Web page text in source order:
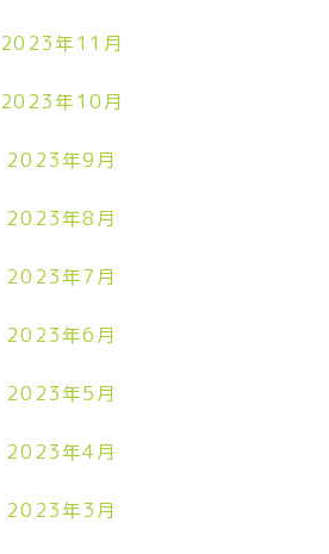
2023年11月
2023年10月
2023年9月
2023年8月
2023年7月
2023年6月
2023年5月
2023年4月
2023年3月